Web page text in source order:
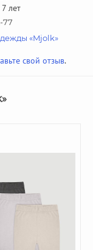
лет
77
«Mjolk»
свой отзыв.